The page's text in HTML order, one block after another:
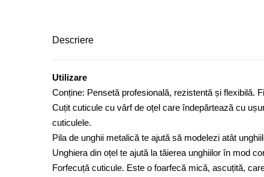
Descriere
Utilizare
Conține: Pensetă profesională, rezistentă și flexibilă.
Cuțit cuticule cu vârf de oțel care îndepărtează cu
cuticulele.
Pila de unghii metalică te ajută să modelezi atât
Unghiera din oțel te ajută la tăierea unghiilor în mod
Forfecuță cuticule. Este o foarfecă mică, ascuțită,